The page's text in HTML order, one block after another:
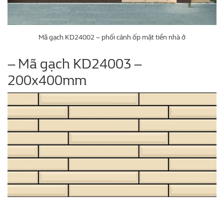
Mã gạch KD24002 – phối cảnh ốp mặt tiền nhà ở
– Mã gạch KD24003 –
200x400mm